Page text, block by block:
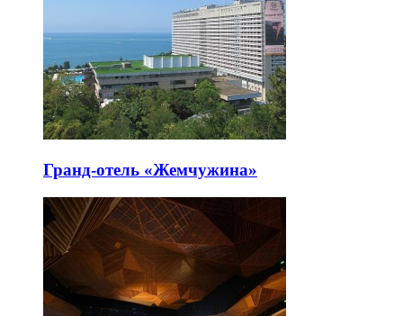
Гранд-отель «Жемчужина»